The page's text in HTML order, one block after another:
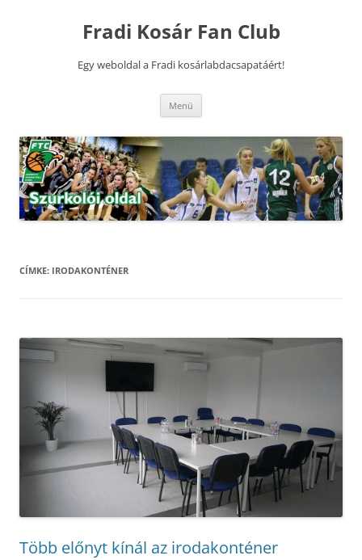
Fradi Kosár Fan Club
Egy weboldal a Fradi kosárlabdacsapatáért!
Menü
CÍMKE: IRODAKONTÉNER
Több előnyt kínál az irodakonténer